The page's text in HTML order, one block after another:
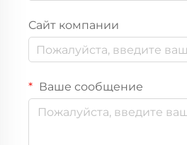
Сайт компании
Ваше сообщение